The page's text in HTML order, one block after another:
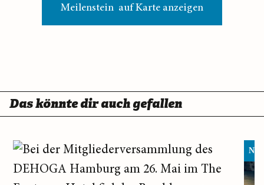
Meilenstein auf Karte anzeigen
Das könnte dir auch gefallen